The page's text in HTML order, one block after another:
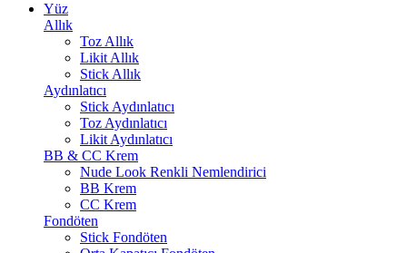
Yüz
Allık
Toz Allık
Likit Allık
Stick Allık
Aydınlatıcı
Stick Aydınlatıcı
Toz Aydınlatıcı
Likit Aydınlatıcı
BB & CC Krem
Nude Look Renkli Nemlendirici
BB Krem
CC Krem
Fondöten
Stick Fondöten